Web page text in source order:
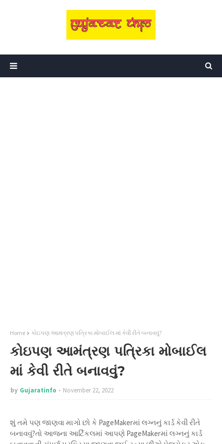
Home કોઇપણ આમંત્રણ પત્રિકા મોબાઈલ માં કેવી રીતે બનાવવું?
કોઇપણ આમંત્રણ પત્રિકા મોબાઈલ
માં કેવી રીતે બનાવવું?
by Gujaratinfo November 22, 2022
શું તમે પણ જાણવા માગો છો કે PageMakerમાં લગ્નનું કાર્ડ કેવી રીતે
બનાવવું?તો આજના આર્ટિકલમાં આપણે PageMakerમાં લગ્નનું કાર્ડ